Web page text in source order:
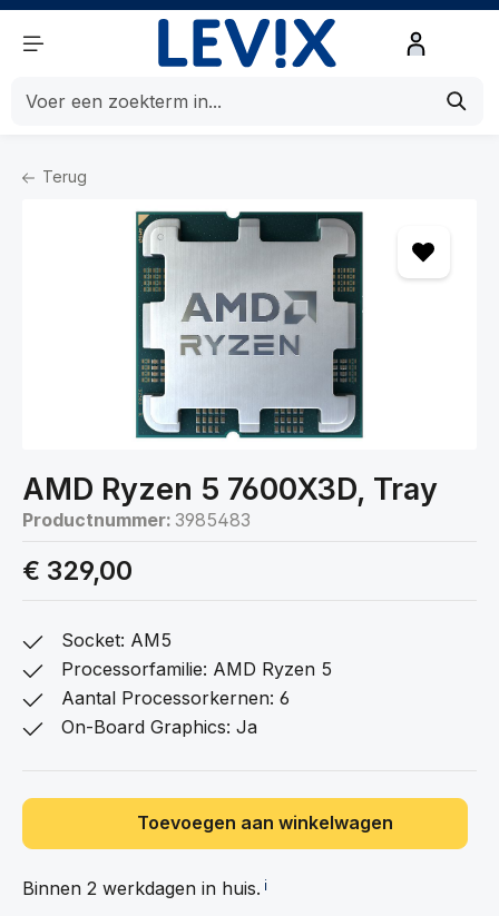
Terug
Home
AMD Ryzen 5 7600X3D, Tray
Productnummer: 3985483
€ 329,00
Socket: AM5
Processorfamilie: AMD Ryzen 5
Aantal Processorkernen: 6
On-Board Graphics: Ja
Toevoegen aan winkelwagen
Binnen 2 werkdagen in huis. ℹ️